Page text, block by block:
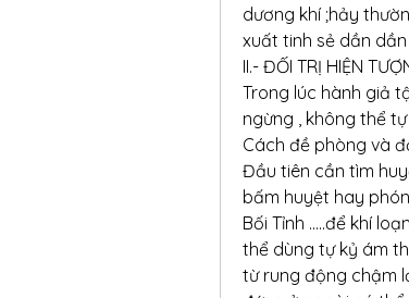
dương khí ;hảy
xuất tinh sẻ dần
II.- ĐỐI TRỊ HIỆN
Trong lúc hành giả
ngừng , không thể
Cách đề phòng và
Đầu tiên cần tìm
bấm huyệt hay
Bối Tỉnh .....để khí
thể dùng tự kỷ ám
từ rung động chậm